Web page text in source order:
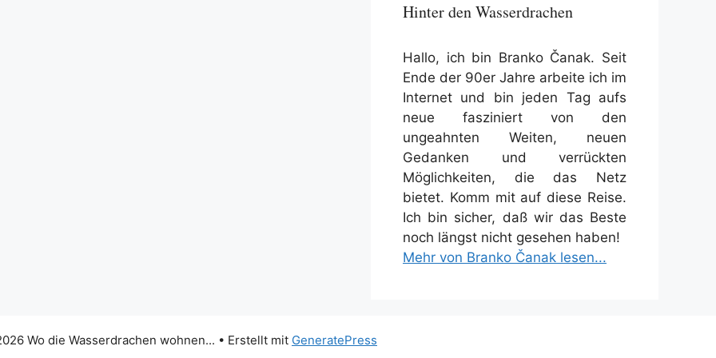
Hinter den Wasserdrachen
Hallo, ich bin Branko Čanak. Seit
Ende der 90er Jahre arbeite ich im
Internet und bin jeden Tag aufs
neue fasziniert von den
ungeahnten Weiten, neuen
Gedanken und verrückten
Möglichkeiten, die das Netz
bietet. Komm mit auf diese Reise.
Ich bin sicher, daß wir das Beste
noch längst nicht gesehen haben!
Mehr von Branko Čanak lesen...
Wo die Wasserdrachen wohnen... • Erstellt mit GeneratePress